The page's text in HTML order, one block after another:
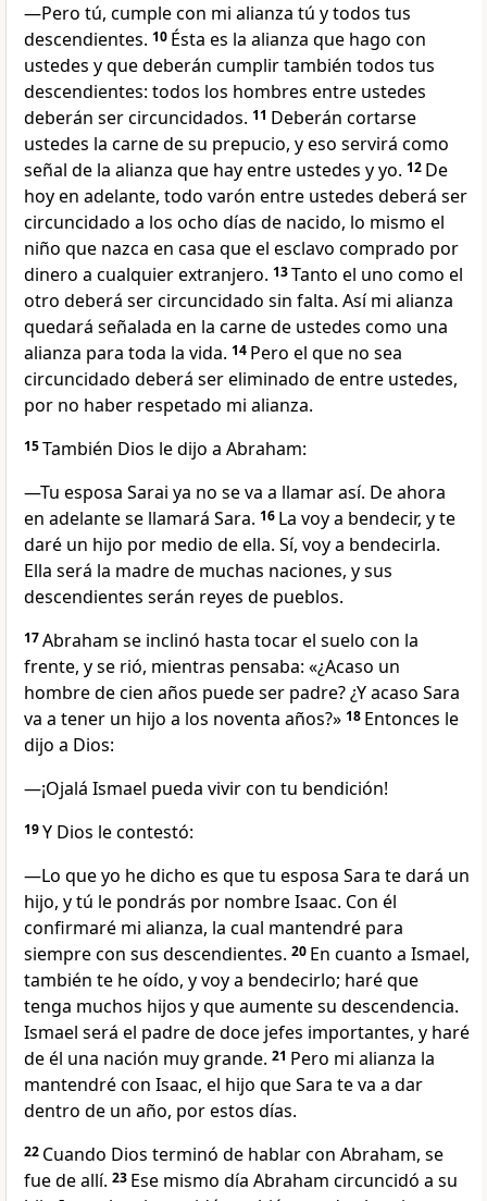
—Pero tú, cumple con mi alianza tú y todos tus
descendientes. 10 Ésta es la alianza que hago con
ustedes y que deberán cumplir también todos tus
descendientes: todos los hombres entre ustedes
deberán ser circuncidados. 11 Deberán cortarse
ustedes la carne de su prepucio, y eso servirá como
señal de la alianza que hay entre ustedes y yo. 12 De
hoy en adelante, todo varón entre ustedes deberá ser
circuncidado a los ocho días de nacido, lo mismo el
niño que nazca en casa que el esclavo comprado por
dinero a cualquier extranjero. 13Tanto el uno como el
otro deberá ser circuncidado sin falta. Así mi alianza
quedará señalada en la carne de ustedes como una
alianza para toda la vida. 14 Pero el que no sea
circuncidado deberá ser eliminado de entre ustedes,
por no haber respetado mi alianza.
15También Dios le dijo a Abraham:
—Tu esposa Sarai ya no se va a llamar así. De ahora
en adelante se llamará Sara. 16 La voy a bendecir, y te
daré un hijo por medio de ella. Sí, voy a bendecirla.
Ella será la madre de muchas naciones, y sus
descendientes serán reyes de pueblos.
17Abraham se inclinó hasta tocar el suelo con la
frente, y se rió, mientras pensaba: «¿Acaso un
hombre de cien años puede ser padre? ¿Y acaso Sara
va a tener un hijo a los noventa años?» 18 Entonces le
dijo a Dios:
—¡Ojalá Ismael pueda vivir con tu bendición!
19Y Dios le contestó:
—Lo que yo he dicho es que tu esposa Sara te dará un
hijo, y tú le pondrás por nombre Isaac. Con él
confirmaré mi alianza, la cual mantendré para
siempre con sus descendientes. 20 En cuanto a Ismael,
también te he oído, y voy a bendecirlo; haré que
tenga muchos hijos y que aumente su descendencia.
Ismael será el padre de doce jefes importantes, y haré
de él una nación muy grande. 21 Pero mi alianza la
mantendré con Isaac, el hijo que Sara te va a dar
dentro de un año, por estos días.
22 Cuando Dios terminó de hablar con Abraham, se
fue de allí. 23 Ese mismo día Abraham circuncidó a su